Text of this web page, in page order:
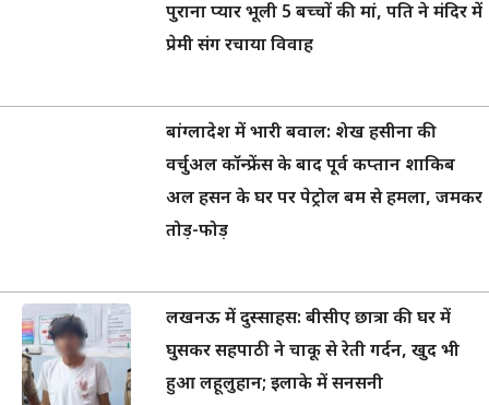
पुराना प्यार भूली 5 बच्चों की मां, पति ने मंदिर में
प्रेमी संग रचाया विवाह
बांग्लादेश में भारी बवाल: शेख हसीना की
वर्चुअल कॉन्फ्रेंस के बाद पूर्व कप्तान शाकिब
अल हसन के घर पर पेट्रोल बम से हमला, जमकर
तोड़-फोड़
लखनऊ में दुस्साहस: बीसीए छात्रा की घर में
घुसकर सहपाठी ने चाकू से रेती गर्दन, खुद भी
हुआ लहूलुहान; इलाके में सनसनी